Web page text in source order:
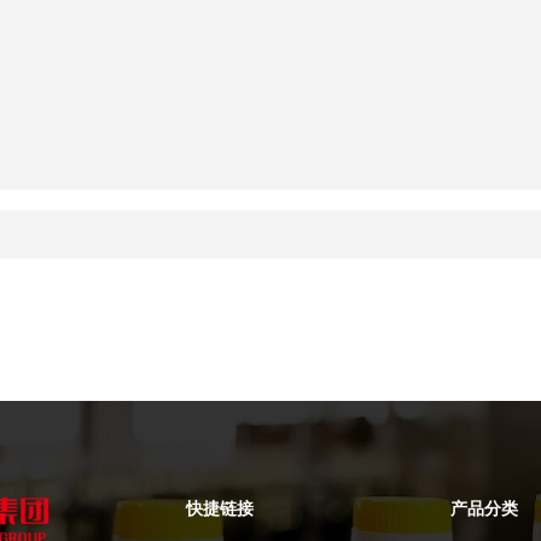
快捷链接 产品分类